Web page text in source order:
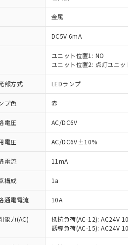
金属
DC5V 6mA
ユニット位置1: NO
ユニット位置2: 点灯ユニット
部方式 LEDランプ
プ色 赤
電圧 AC/DC6V
電圧 AC/DC6V±10%
電流 11mA
構成 1a
通電電流 10A
能力(AC)
抵抗負荷(AC-12): AC24V 10A/
誘導負荷(AC-15): AC24V
読みいただき、同意のうえ
スは、当社制御機器事業取扱
社在庫状況および標準価格
提供させていただくもので
機器事業取扱商品の中には、
スの対象外となる商品もある
た製品が提供可能な商品で
RoHS指令（10物質）の非含
製品に切り替える予定のある
：EU RoHS指令（10物質）の
の商品で、対応品を出す予
EU RoHS指令（10物質）の
況を調査中または確認中の
イセンス料など無形物で、有
係のない商品です。
情により、非含有部品として
質材料含有率が中国RoHSの
ることを示します。
質材料含有率が中国RoHSの